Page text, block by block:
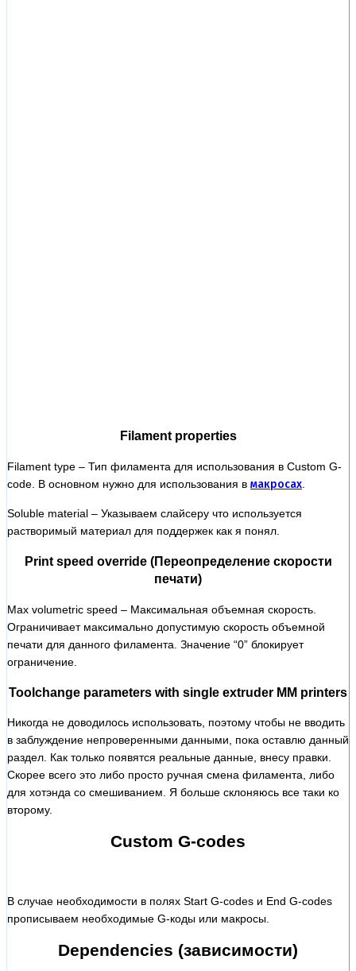
Filament properties
Filament type – Тип филамента для использования в Custom G-
code. В основном нужно для использования в макросах
Soluble material – Указываем слайсеру что используется
растворимый материал для поддержек как я понял.
Print speed override (Переопределение скорости
печати)
Max volumetric speed – Максимальная объемная скорость.
Ограничивает максимально допустимую скорость объемной
печати для данного филамента. Значение “0” блокирует
ограничение.
Toolchange parameters with single extruder MM printers
Никогда не доводилось использовать, поэтому чтобы не вводить
в заблуждение непроверенными данными, пока оставлю данный
раздел. Как только появятся реальные данные, внесу правки.
Скорее всего это либо просто ручная смена филамента, либо
для хотэнда со смешиванием. Я больше склоняюсь все таки ко
второму.
Custom G-codes
В случае необходимости в полях Start G-codes и End G-codes
прописываем необходимые G-коды или макросы.
Dependencies (зависимости)